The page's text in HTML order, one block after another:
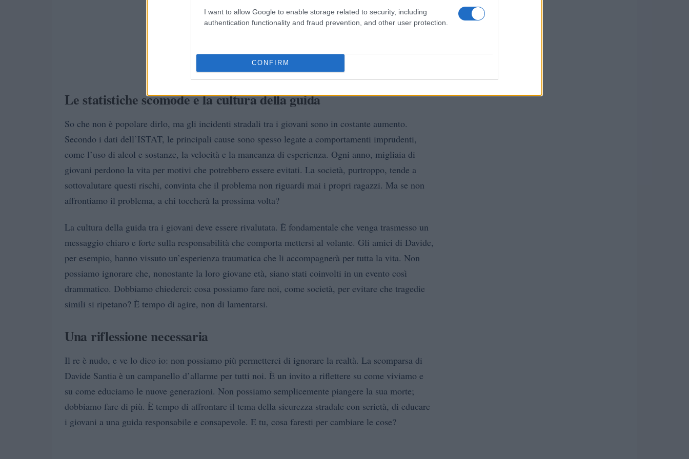
I want to allow Google to enable storage related to security, including
authentication functionality and fraud prevention, and other user protection.
CONFIRM
Le statistiche scomode e la cultura della guida
So che non è popolare dirlo, ma gli incidenti stradali tra i giovani sono in costante aumento.
Secondo i dati dell’ISTAT, le principali cause sono spesso legate a comportamenti imprudenti,
come l’uso di alcol e sostanze, la velocità e la mancanza di esperienza. Ogni anno, migliaia di
giovani perdono la vita per motivi che potrebbero essere evitati. La società, purtroppo, tende a
sottovalutare questi rischi, convinta che il problema non riguardi mai i propri ragazzi. Ma se non
affrontiamo il problema, a chi toccherà la prossima volta?
La cultura della guida tra i giovani deve essere rivalutata. È fondamentale che venga trasmesso un
messaggio chiaro e forte sulla responsabilità che comporta mettersi al volante. Gli amici di Davide,
per esempio, hanno vissuto un’esperienza traumatica che li accompagnerà per tutta la vita. Non
possiamo ignorare che, nonostante la loro giovane età, siano stati coinvolti in un evento così
drammatico. Dobbiamo chiederci: cosa possiamo fare noi, come società, per evitare che tragedie
simili si ripetano? È tempo di agire, non di lamentarsi.
Una riflessione necessaria
Il re è nudo, e ve lo dico io: non possiamo più permetterci di ignorare la realtà. La scomparsa di
Davide Santia è un campanello d’allarme per tutti noi. È un invito a riflettere su come viviamo e
su come educiamo le nuove generazioni. Non possiamo semplicemente piangere la sua morte;
dobbiamo fare di più. È tempo di affrontare il tema della sicurezza stradale con serietà, di educare
i giovani a una guida responsabile e consapevole. E tu, cosa faresti per cambiare le cose?